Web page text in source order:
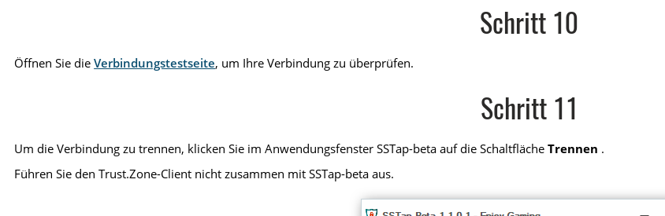
Schritt 10
Öffnen Sie dieVerbindungstestseite, um Ihre Verbindung zu überprüfen.
Schritt 11
Um die Verbindung zu trennen, klicken Sie im Anwendungsfenster SSTap-beta auf die SchaltflächeTrennen .
Führen Sie den Trust.Zone-Client nicht zusammen mit SSTap-beta aus.